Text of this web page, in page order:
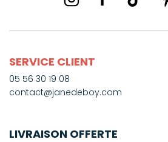
SERVICE CLIENT
05 56 30 19 08
contact@janedeboy.com
LIVRAISON OFFERTE